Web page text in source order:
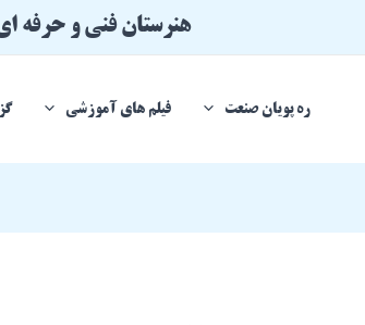
هنرستان فنی و حرفه
ره پویان صنعت فیلم های آموزشی